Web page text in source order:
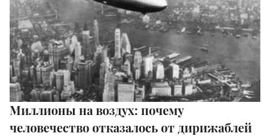
Миллионы на воздух: почему
человечество отказалось от дирижаблей